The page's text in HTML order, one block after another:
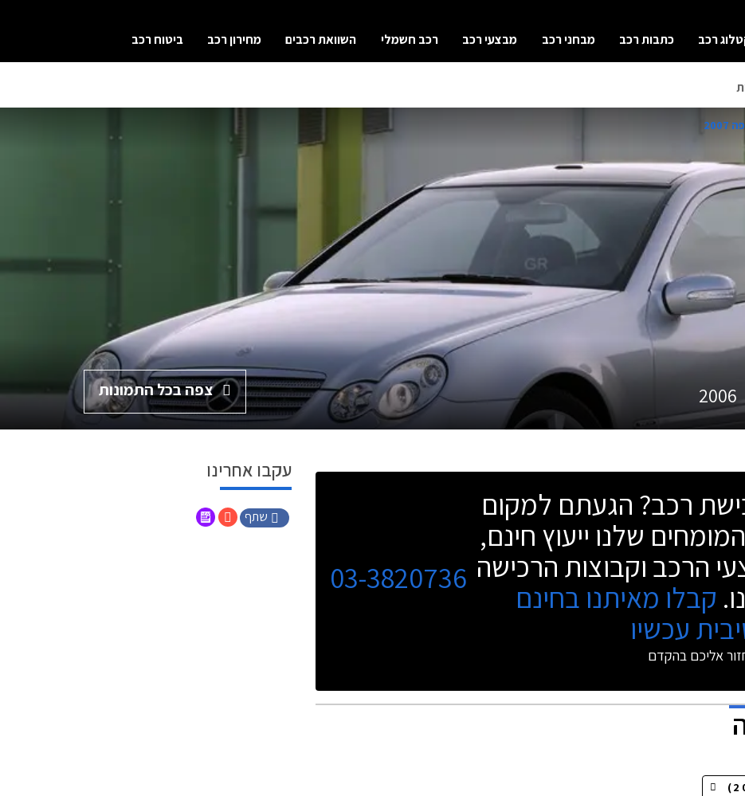
רכב כתבות רכב מבחני רכב מבצעי רכב רכב חשמלי השוואת רכבים מחירון רכב ביטוח רכב
2006 צפה בכל התמונות
רכב? הגעתם למקום
שלנו ייעוץ חינם,
הרכב וקבוצות הרכישה
קבלו מאיתנו בחינם
עכשיו
אליכם בהקדם
03-3820736
עקבו אחרינו
שתף